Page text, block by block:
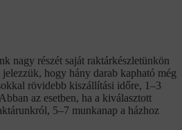
nagy részét saját raktárkészletünkön
hogy hány darab kapható még
rövidebb kiszállítási időre, 1–3
az esetben, ha a kiválasztott
5–7 munkanap a házhoz